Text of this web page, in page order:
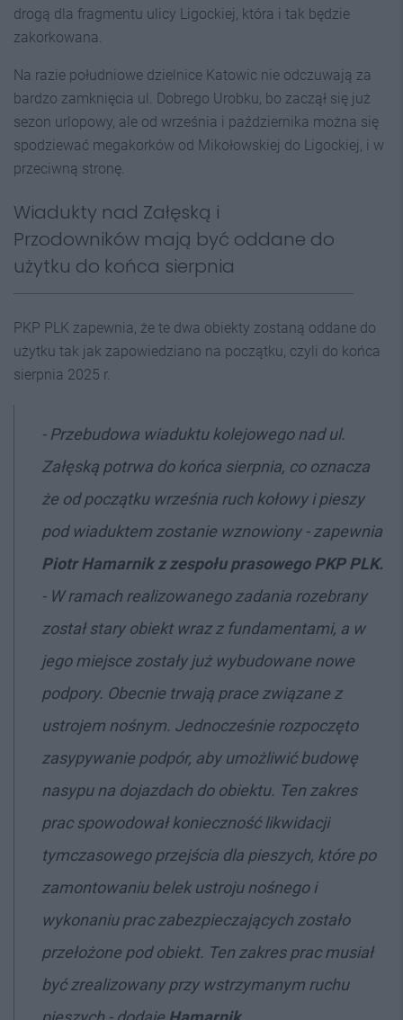
drogą dla fragmentu ulicy Ligockiej, która i tak będzie
zakorkowana.
Na razie południowe dzielnice Katowic nie odczuwają za
bardzo zamknięcia ul. Dobrego Urobku, bo zaczął się już
sezon urlopowy, ale od września i października można się
spodziewać megakorków od Mikołowskiej do Ligockiej, i w
przeciwną stronę.
Wiadukty nad Załęską i
Przodowników mają być oddane do
użytku do końca sierpnia
PKP PLK zapewnia, że te dwa obiekty zostaną oddane do
użytku tak jak zapowiedziano na początku, czyli do końca
sierpnia 2025 r.
- Przebudowa wiaduktu kolejowego nad ul.
Załęską potrwa do końca sierpnia, co oznacza
że od początku września ruch kołowy i pieszy
pod wiaduktem zostanie wznowiony - zapewnia
Piotr Hamarnik z zespołu prasowego PKP PLK.
- W ramach realizowanego zadania rozebrany
został stary obiekt wraz z fundamentami, a w
jego miejsce zostały już wybudowane nowe
podpory. Obecnie trwają prace związane z
ustrojem nośnym. Jednocześnie rozpoczęto
zasypywanie podpór, aby umożliwić budowę
nasypu na dojazdach do obiektu. Ten zakres
prac spowodował konieczność likwidacji
tymczasowego przejścia dla pieszych, które po
zamontowaniu belek ustroju nośnego i
wykonaniu prac zabezpieczających zostało
przełożone pod obiekt. Ten zakres prac musiał
być zrealizowany przy wstrzymanym ruchu